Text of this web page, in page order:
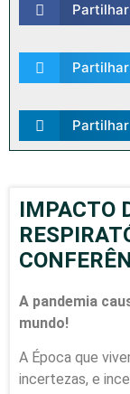
IMPACTO
A pandemia
mundo!
A Época que
incertezas, e